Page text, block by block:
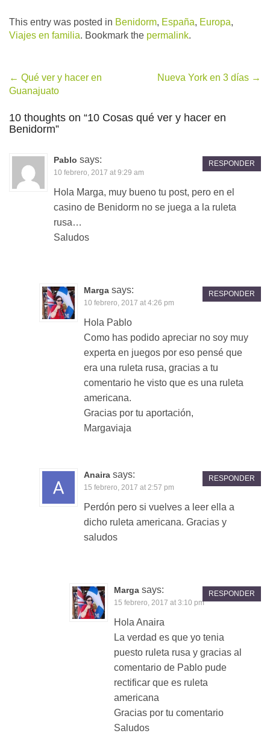
This entry was posted in Benidorm, España, Europa,
Viajes en familia. Bookmark the permalink.
Post
← Qué ver y hacer en
Guanajuato
Nueva York en 3 días →
10 thoughts on “10 Cosas qué ver y hacer en
Benidorm”
Pablo says:
10 febrero, 2017 at 9:29 am
RESPONDER
Hola Marga, muy bueno tu post, pero en el
casino de Benidorm no se juega a la ruleta
rusa…
Saludos
Marga says:
10 febrero, 2017 at 4:26 pm
RESPONDER
Hola Pablo
Como has podido apreciar no soy muy
experta en juegos por eso pensé que
era una ruleta rusa, gracias a tu
comentario he visto que es una ruleta
americana.
Gracias por tu aportación,
Margaviaja
Anaira says:
15 febrero, 2017 at 2:57 pm
RESPONDER
Perdón pero si vuelves a leer ella a
dicho ruleta americana. Gracias y
saludos
Marga says:
15 febrero, 2017 at 3:10 pm
RESPONDER
Hola Anaira
La verdad es que yo tenia
puesto ruleta rusa y gracias al
comentario de Pablo pude
rectificar que es ruleta
americana
Gracias por tu comentario
Saludos